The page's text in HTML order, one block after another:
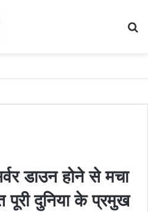
डाउन होने से मचा
पूरी दुनिया के प्रमुख